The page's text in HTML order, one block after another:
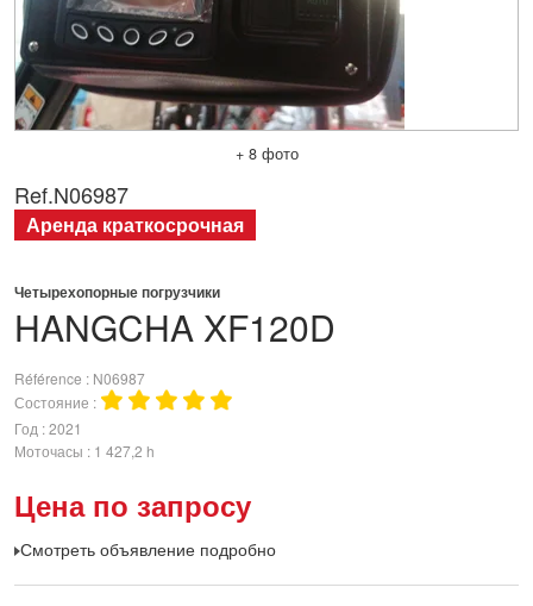
+ 8 фото
HANGCHA XF120D
Четырехопорные погрузчики
Référence
N06987
Состояние
Год 2021
Моточасы
1 427,2 h
Цена по запросу
Смотреть объявление подробно
Ref.N06987
Аренда краткосрочная